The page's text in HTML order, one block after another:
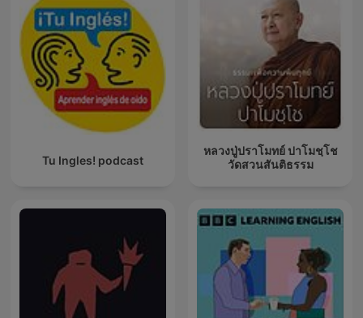
Tu Ingles! podcast
หลวงปู่ปราโมทย์ ปาโมชฺโช
วัดสวนสันติธรรม